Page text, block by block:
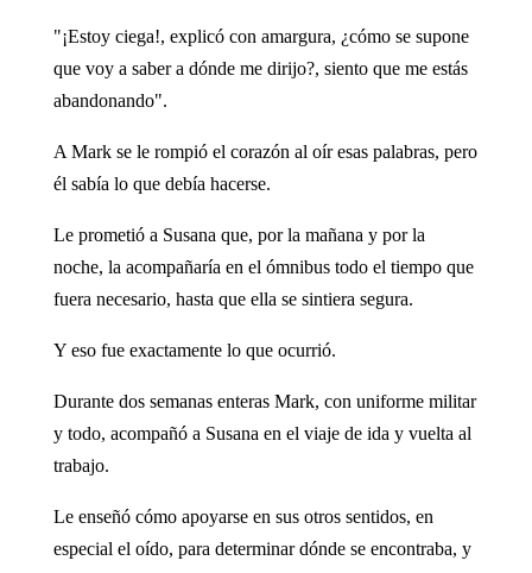
"¡Estoy ciega!, explicó con amargura, ¿cómo se supone
que voy a saber a dónde me dirijo?, siento que me estás
abandonando".
A Mark se le rompió el corazón al oír esas palabras, pero
él sabía lo que debía hacerse.
Le prometió a Susana que, por la mañana y por la
noche, la acompañaría en el ómnibus todo el tiempo que
fuera necesario, hasta que ella se sintiera segura.
Y eso fue exactamente lo que ocurrió.
Durante dos semanas enteras Mark, con uniforme militar
y todo, acompañó a Susana en el viaje de ida y vuelta al
trabajo.
Le enseñó cómo apoyarse en sus otros sentidos, en
especial el oído, para determinar dónde se encontraba, y